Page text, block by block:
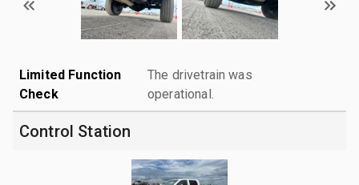
Limited Function
Check
The drivetrain was
operational.
Control Station